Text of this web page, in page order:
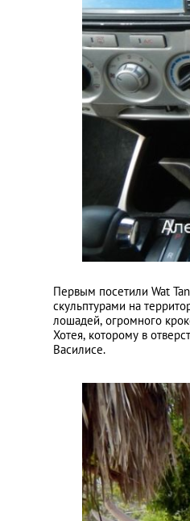
Первым посетили Wat
скульптурами на
лошадей, огромного
Хотея, которому в
Василисе.